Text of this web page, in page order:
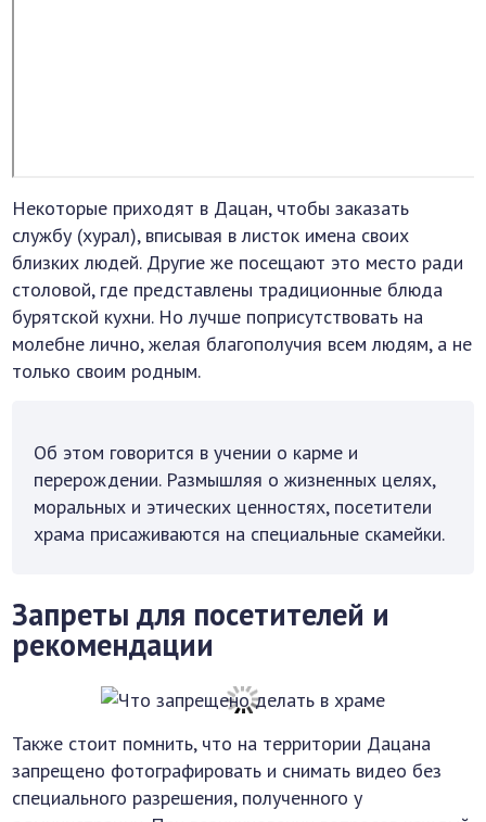
Некоторые приходят в Дацан, чтобы заказать
службу (хурал), вписывая в листок имена своих
близких людей. Другие же посещают это место ради
столовой, где представлены традиционные блюда
бурятской кухни. Но лучше поприсутствовать на
молебне лично, желая благополучия всем людям, а не
только своим родным.
Об этом говорится в учении о карме и
перерождении. Размышляя о жизненных целях,
моральных и этических ценностях, посетители
храма присаживаются на специальные скамейки.
Запреты для посетителей и
рекомендации
Также стоит помнить, что на территории Дацана
запрещено фотографировать и снимать видео без
специального разрешения, полученного у